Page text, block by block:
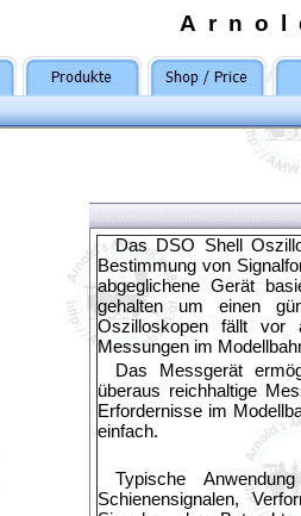
Das DSO Shell
Bestimmung von
abgeglichene Gerät
gehalten um einen
Oszilloskopen fällt vor
Messungen im
Das Messgerät
überaus reichhaltige
Erfordernisse im
einfach.
Typische
Schienensignalen,